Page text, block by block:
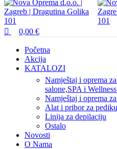
0,00 €
Početna
Akcija
KATALOZI
Namještaj i oprema
salone,SPA i
Namještaj i oprema
Alat i pribor za
Linija za depilaciju
Ostalo
Novosti
O Nama